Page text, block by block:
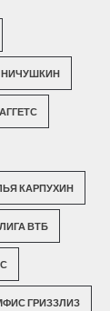
НИЧУШКИН
КАРПУХИН
ЛИГА ВТБ
ГРИЗЗЛИЗ